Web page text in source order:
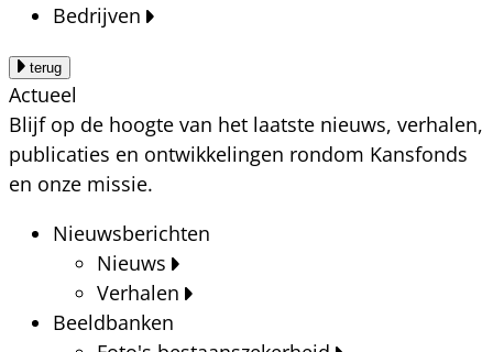
Bedrijven
terug
Actueel
Blijf op de hoogte van het laatste nieuws, verhalen,
publicaties en ontwikkelingen rondom Kansfonds
en onze missie.
Nieuwsberichten
Nieuws
Verhalen
Beeldbanken